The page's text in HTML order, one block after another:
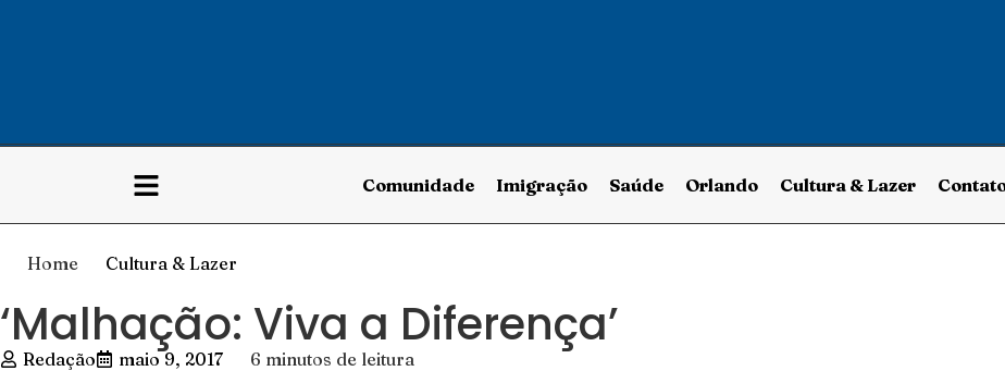
Comunidade Imigração Saúde Orlando Cultura & Lazer
Home Cultura & Lazer
‘Malhação: Viva a Diferença’
Redação maio 9, 2017 6 minutos de leitura